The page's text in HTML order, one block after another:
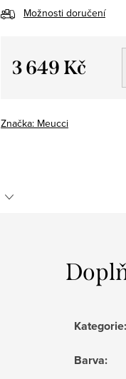
Možnosti doručení
3 649 Kč
Značka: Meucci
Kategorie:
Barva: